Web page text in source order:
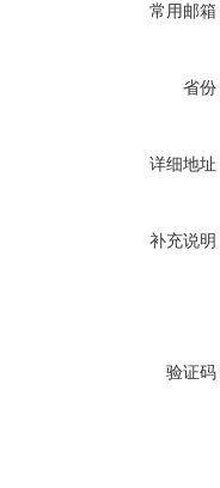
常用邮箱
省份
详细地址
补充说明
验证码